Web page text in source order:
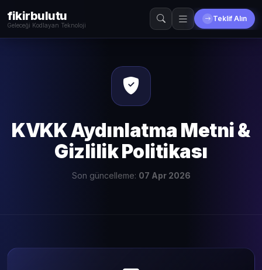
fikirbulutu
Geleceği Kodlayan Teknoloji
Teklif Alın
KVKK Aydınlatma Metni &
Gizlilik Politikası
Son güncelleme: 07 Apr 2026